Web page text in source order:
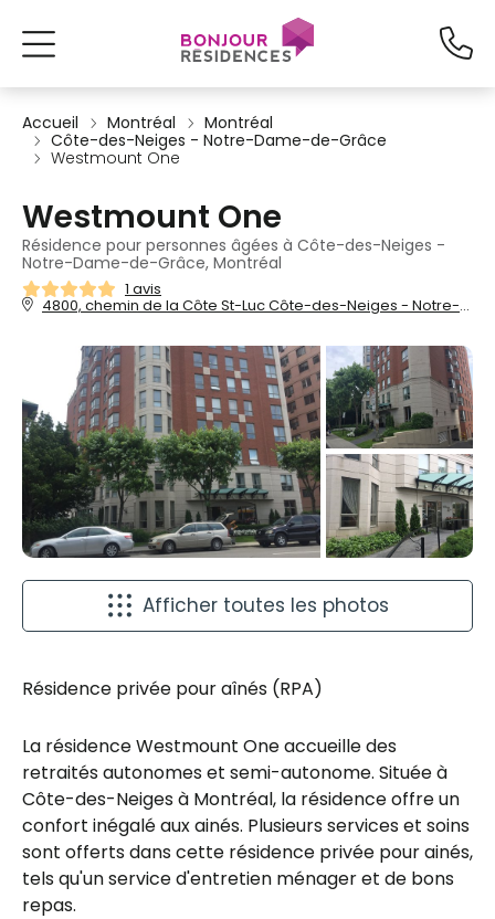
Accueil Montréal
Montréal
Côte-des-Neiges - Notre-Dame-de-Grâce
Westmount One
Westmount One
Résidence pour personnes âgées à Côte-des-Neiges -
Notre-Dame-de-Grâce, Montréal
1 avis
4800, chemin de la Côte St-Luc Côte-des-Neiges - Notre-Dame-de-Grâce, Montréal, QC, H3W 2H9
Afficher toutes les photos
Résidence privée pour aînés (RPA)
La résidence Westmount One accueille des
retraités autonomes et semi-autonome. Située à
Côte-des-Neiges à Montréal, la résidence offre un
confort inégalé aux ainés. Plusieurs services et soins
sont offerts dans cette résidence privée pour ainés,
tels qu'un service d'entretien ménager et de bons
repas.